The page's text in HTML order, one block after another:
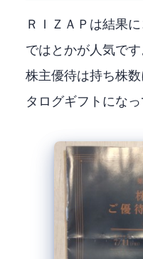
ＲＩＺＡＰは結果
ではchocoZAPとかが人気で
株主優待は持ち株
タログギフトになっ